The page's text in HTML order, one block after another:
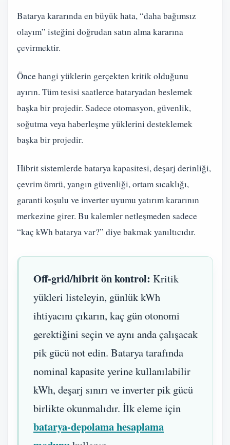
Batarya kararında en büyük hata, “daha bağımsız
olayım” isteğini doğrudan satın alma kararına
çevirmektir.
Önce hangi yüklerin gerçekten kritik olduğunu
ayırın. Tüm tesisi saatlerce bataryadan beslemek
başka bir projedir. Sadece otomasyon, güvenlik,
soğutma veya haberleşme yüklerini desteklemek
başka bir projedir.
Hibrit sistemlerde batarya kapasitesi, deşarj derinliği,
çevrim ömrü, yangın güvenliği, ortam sıcaklığı,
garanti koşulu ve inverter uyumu yatırım kararının
merkezine girer. Bu kalemler netleşmeden sadece
“kaç kWh batarya var?” diye bakmak yanıltıcıdır.
Off-grid/hibrit ön kontrol: Kritik
yükleri listeleyin, günlük kWh
ihtiyacını çıkarın, kaç gün otonomi
gerektiğini seçin ve aynı anda çalışacak
pik gücü not edin. Batarya tarafında
nominal kapasite yerine kullanılabilir
kWh, deşarj sınırı ve inverter pik gücü
birlikte okunmalıdır. İlk eleme için
batarya-depolama hesaplama